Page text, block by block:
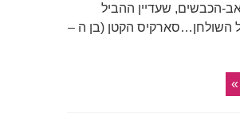
הכבשים, שעדיין ההביל
השולחן…סארקיס הקטן (בן ה –
»